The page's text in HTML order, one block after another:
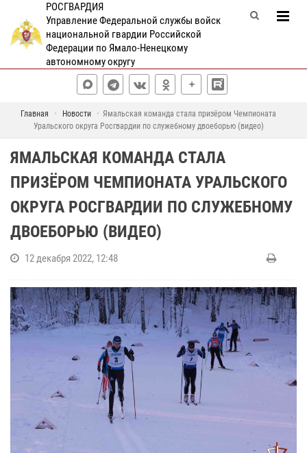
РОСГВАРДИЯ
Управление Федеральной службы войск
национальной гвардии Российской
Федерации по Ямало-Ненецкому
автономному округу
Главная Новости
Ямальская команда стала призёром Чемпионата
Уральского округа Росгвардии по служебному двоеборью (видео)
ЯМАЛЬСКАЯ КОМАНДА СТАЛА
ПРИЗЁРОМ ЧЕМПИОНАТА УРАЛЬСКОГО
ОКРУГА РОСГВАРДИИ ПО СЛУЖЕБНОМУ
ДВОЕБОРЬЮ (ВИДЕО)
12 декабря 2022, 12:48